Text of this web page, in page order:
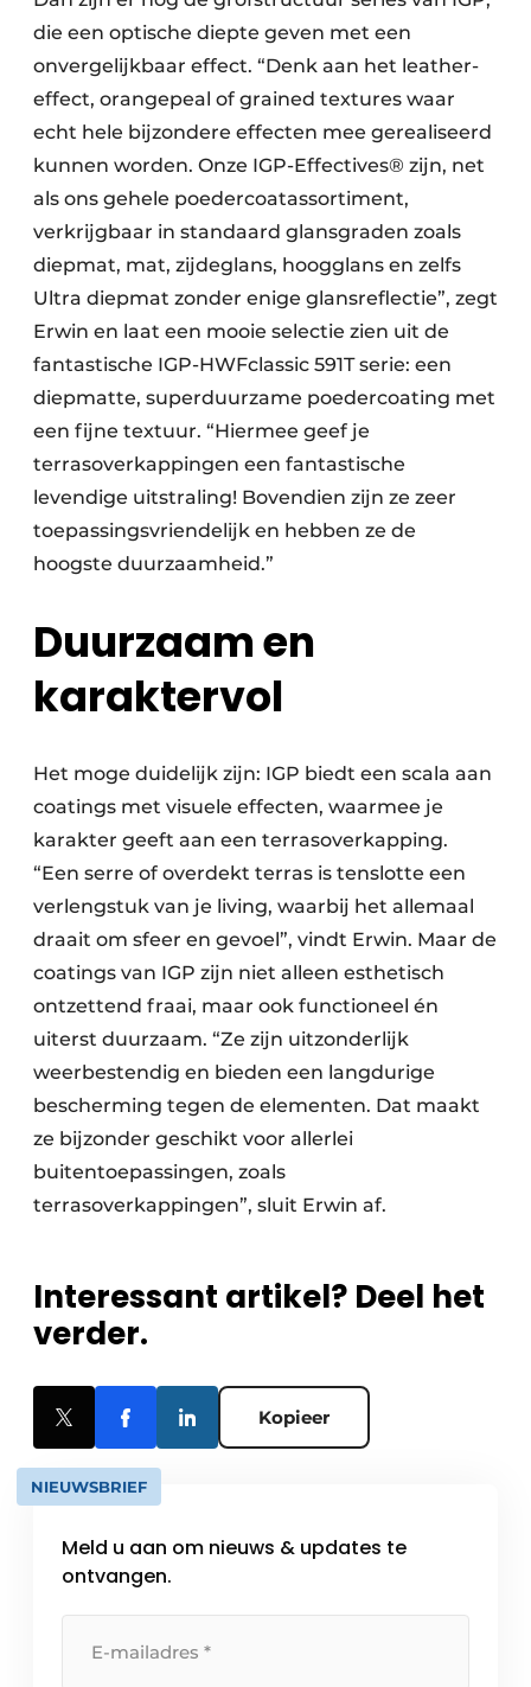
die een optische diepte geven met een
onvergelijkbaar effect. “Denk aan het leather-
effect, orangepeal of grained textures waar
echt hele bijzondere effecten mee gerealiseerd
kunnen worden. Onze IGP-Effectives® zijn, net
als ons gehele poedercoatassortiment,
verkrijgbaar in standaard glansgraden zoals
diepmat, mat, zijdeglans, hoogglans en zelfs
Ultra diepmat zonder enige glansreflectie”, zegt
Erwin en laat een mooie selectie zien uit de
fantastische IGP-HWFclassic 591T serie: een
diepmatte, superduurzame poedercoating met
een fijne textuur. “Hiermee geef je
terrasoverkappingen een fantastische
levendige uitstraling! Bovendien zijn ze zeer
toepassingsvriendelijk en hebben ze de
hoogste duurzaamheid.”
Duurzaam en
karaktervol
Het moge duidelijk zijn: IGP biedt een scala aan
coatings met visuele effecten, waarmee je
karakter geeft aan een terrasoverkapping.
“Een serre of overdekt terras is tenslotte een
verlengstuk van je living, waarbij het allemaal
draait om sfeer en gevoel”, vindt Erwin. Maar de
coatings van IGP zijn niet alleen esthetisch
ontzettend fraai, maar ook functioneel én
uiterst duurzaam. “Ze zijn uitzonderlijk
weerbestendig en bieden een langdurige
bescherming tegen de elementen. Dat maakt
ze bijzonder geschikt voor allerlei
buitentoepassingen, zoals
terrasoverkappingen”, sluit Erwin af.
Interessant artikel? Deel het
verder.
Kopieer
NIEUWSBRIEF
Meld u aan om nieuws & updates te
ontvangen.